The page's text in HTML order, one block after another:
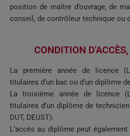
position de maître d’ouvrage, de
conseil, de contrôleur technique ou
CONDITION
La première année de licence
titulaires d’un bac ou d’un diplôme
La troisième année de licence
titulaires d’un diplôme de
DUT, DEUST).
L’accès au diplôme peut